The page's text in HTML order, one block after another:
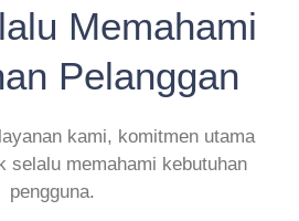
Memahami
Pelanggan
kami, komitmen utama
selalu memahami kebutuhan
pengguna.